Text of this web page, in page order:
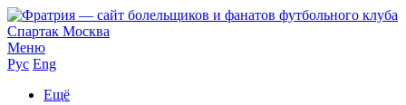
Меню
Рус Eng
Ещё